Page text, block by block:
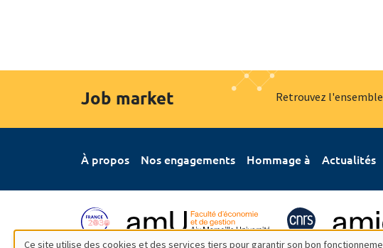
Job market Retrouvez
À propos Nos engagements Hommage à Actualités
Ce site utilise des cookies et des services tiers pour garantir son bon